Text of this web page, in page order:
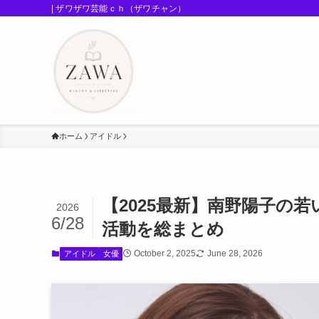
| ザワザワ芸能ｃｈ（ザワチャン）
ホーム アイドル
【2025最新】南野陽子の
活動を総まとめ
2026
6/28
アイドル 女優 October 2, 2025 June 28, 2026